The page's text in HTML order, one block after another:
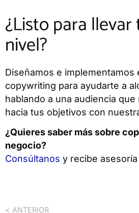
¿Listo para
nivel?
Diseñamos e
copywriting para ayudarte a
hablando a una audiencia
hacia tus objetivos con
¿Quieres saber más sobre
negocio?
Consúltanos y recibe
< ANTERIOR